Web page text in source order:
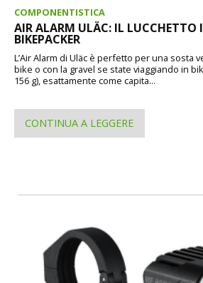
COMPONENTISTICA
AIR ALARM ULÄC: IL LUCCHETTO
BIKEPACKER
L’Air Alarm di Uläc è perfetto per una sosta
bike o con la gravel se state viaggiando in
156 g), esattamente come capita...
CONTINUA A LEGGERE